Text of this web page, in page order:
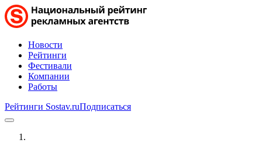
Новости
Рейтинги
Фестивали
Компании
Работы
Рейтинги Sostav.ruПодписаться